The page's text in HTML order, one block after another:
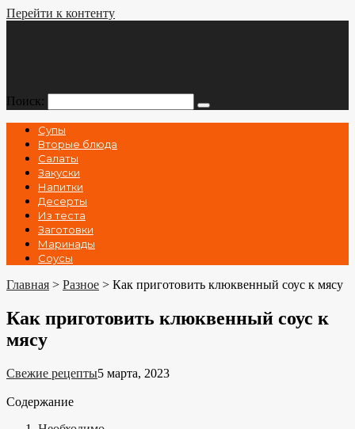
Перейти к контенту
Поиск:
Супы
Вторые блюда
Салаты
Закуски
Напитки
Десерты
Из теста
Заготовки
Маринады
Соусы
Главная > Разное > Как приготовить клюквенный соус к мясу
Как приготовить клюквенный соус к
мясу
Свежие рецепты5 марта, 2023
Содержание